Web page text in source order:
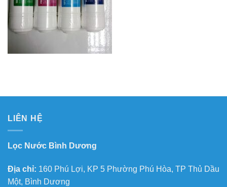
LIÊN HỆ
Lọc Nước Bình Dương
Địa chỉ: 160 Phú Lợi, KP 5 Phường Phú Hòa, TP Thủ Dầu
Một, Bình Dương